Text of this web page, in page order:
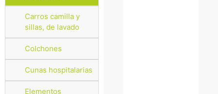
Carros camilla y
sillas, de lavado
Colchones
Cunas hospitalarias
Elementos